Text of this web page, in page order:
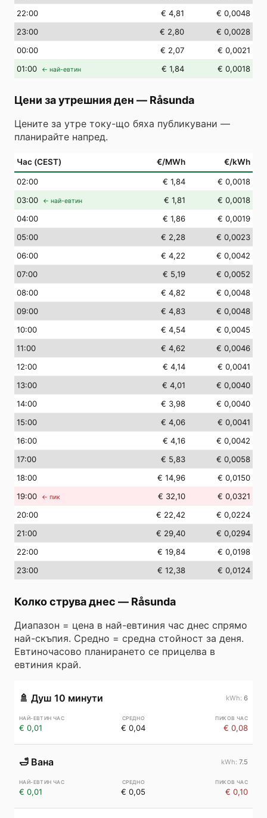
22:00 € 4,81
€ 0,0048
23:00 € 2,80
€ 0,0028
00:00 € 2,07
€ 0,0021
01:00 ← най-евтин € 1,84 € 0,0018
Цени за утрешния ден — Råsunda
Цените за утре току-що бяха публикувани —
планирайте напред.
Час (CEST) €/MWh €/kWh
02:00 € 1,84
€ 0,0018
03:00 ← най-евтин € 1,81
€ 0,0018
04:00 € 1,86
€ 0,0019
05:00 € 2,28
€ 0,0023
06:00 € 4,22
€ 0,0042
07:00 € 5,19
€ 0,0052
08:00 € 4,82
€ 0,0048
09:00 € 4,83
€ 0,0048
10:00 € 4,54
€ 0,0045
11:00 € 4,62
€ 0,0046
12:00 € 4,14
€ 0,0041
13:00 € 4,01
€ 0,0040
14:00 € 3,98
€ 0,0040
15:00 € 4,06
€ 0,0041
16:00 € 4,16
€ 0,0042
17:00 € 5,83
€ 0,0058
18:00 € 14,96
€ 0,0150
19:00 ← пик € 32,10
€ 0,0321
20:00 € 22,42
€ 0,0224
21:00 € 29,40
€ 0,0294
22:00 € 19,84
€ 0,0198
23:00 € 12,38 € 0,0124
Колко струва днес — Råsunda
Диапазон = цена в най-евтиния час днес спрямо
най-скъпия. Средно = средна стойност за деня.
Евтиночасово планирането се прицелва в
евтиния край.
🚿 Душ 10 минути 6
€ 0,01 € 0,04 € 0,08
🛁 Вана 7.5
€ 0,01 € 0,05 € 0,10